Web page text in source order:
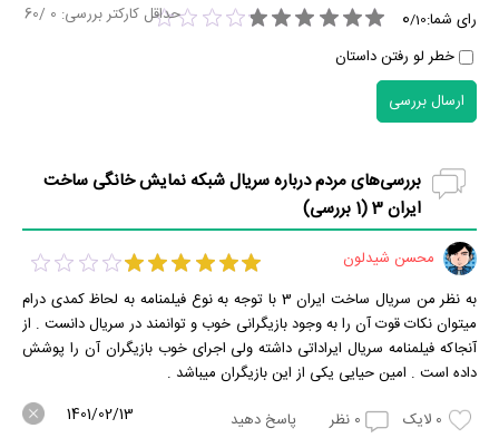
رای شما: 0/10
خطر لو رفتن داستان
حداقل کارکتر بررسی: 0
/60
ارسال بررسی
بررسی‌های مردم درباره سریال شبکه نمایش خانگی ساخت
ایران 3 (
1 بررسی)
محسن شیدلون
به نظر من سریال ساخت ایران 3 با توجه به نوع فیلمنامه به لحاظ کمدی درام
میتوان نکات قوت آن را به وجود بازیگرانی خوب و توانمند در سریال دانست . از
آنجاکه فیلمنامه سریال ایراداتی داشته ولی اجرای خوب بازیگران آن را پوشش
داده است . امین حیایی یکی از این بازیگران میباشد .
0 لایک 0 نظر پاسخ دهید 1401/02/13